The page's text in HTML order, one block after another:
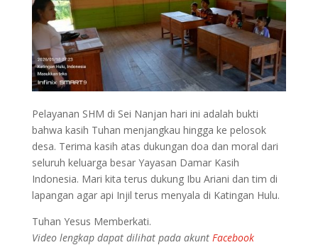
Pelayanan SHM di Sei Nanjan hari ini adalah bukti
bahwa kasih Tuhan menjangkau hingga ke pelosok
desa. Terima kasih atas dukungan doa dan moral dari
seluruh keluarga besar Yayasan Damar Kasih
Indonesia. Mari kita terus dukung Ibu Ariani dan tim di
lapangan agar api Injil terus menyala di Katingan Hulu.
Tuhan Yesus Memberkati.
Video lengkap dapat dilihat pada akunt Facebook